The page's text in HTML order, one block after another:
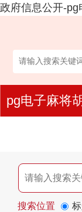
政府信息公开-pg
pg电子麻将
搜索位置